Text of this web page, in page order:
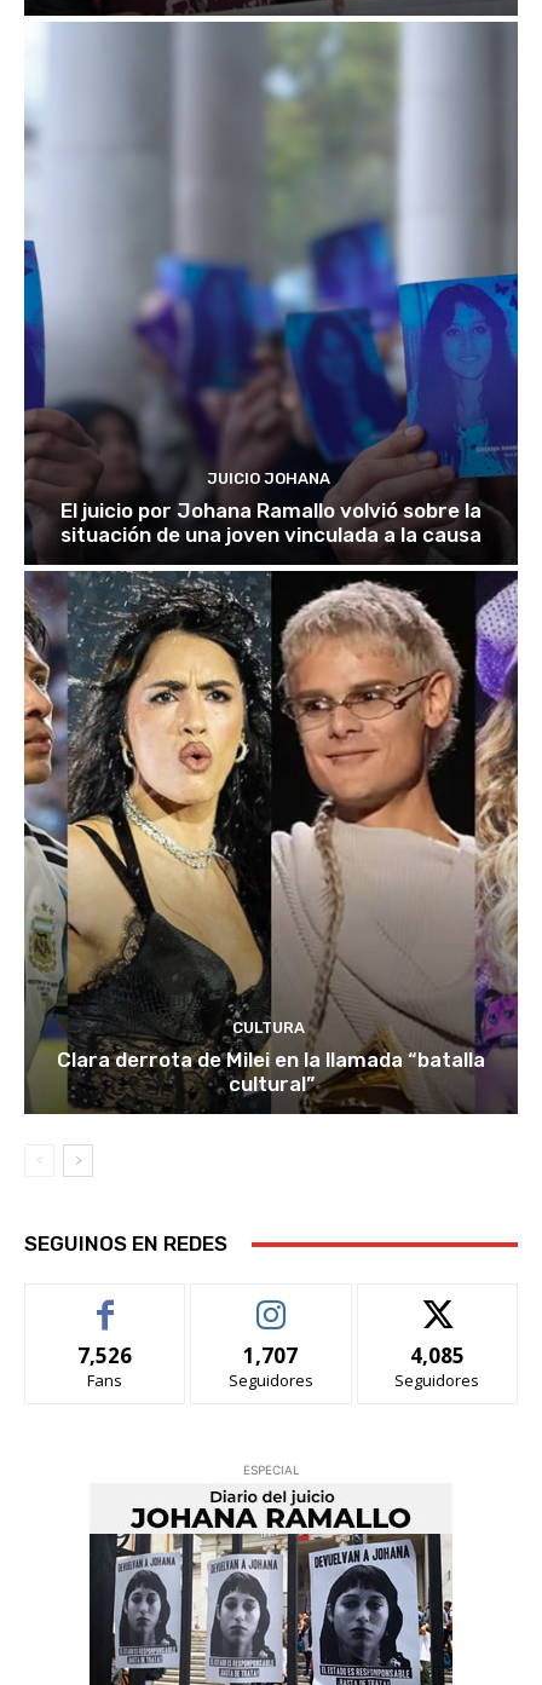
JUICIO JOHANA
El juicio por Johana Ramallo volvió sobre la
situación de una joven vinculada a la causa
CULTURA
Clara derrota de Milei en la llamada “batalla
cultural”
SEGUINOS EN REDES
7,526
Fans
1,707
Seguidores
4,085
Seguidores
ESPECIAL